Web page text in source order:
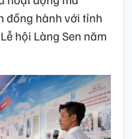
đồng hành với tỉnh
hội Làng Sen năm